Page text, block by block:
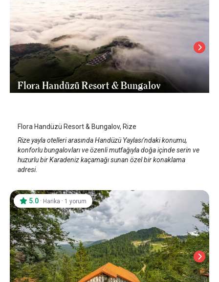
Flora Handüzü Resort & Bungalov
Flora Handüzü Resort & Bungalov, Rize
Rize yayla otelleri arasında Handüzü Yaylası’ndaki konumu,
konforlu bungalovları ve özenli mutfağıyla doğa içinde serin ve
huzurlu bir Karadeniz kaçamağı sunan özel bir konaklama
adresi.
5.0 · Harika · 1 yorum